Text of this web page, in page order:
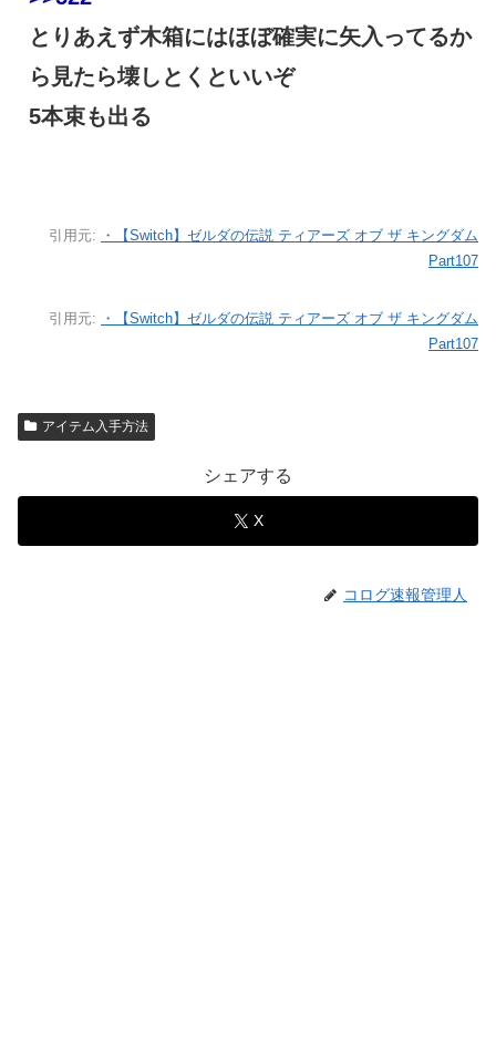
とりあえず木箱にはほぼ確実に矢入ってるか
ら見たら壊しとくといいぞ
5本束も出る
引用元:
・【Switch】ゼルダの伝説 ティアーズ オブ ザ キングダム
Part107
引用元:
・【Switch】ゼルダの伝説 ティアーズ オブ ザ キングダム
Part107
アイテム入手方法
シェアする
X
コログ速報管理人